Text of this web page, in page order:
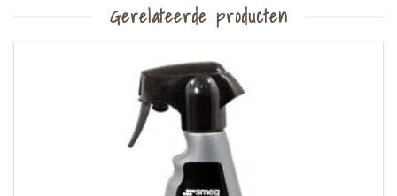
Gerelateerde producten